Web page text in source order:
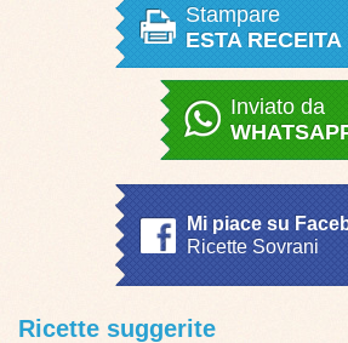
Stampare
ESTA RECEITA
Inviato da
Mi piace su
Ricette Sovrani
Ricette suggerite